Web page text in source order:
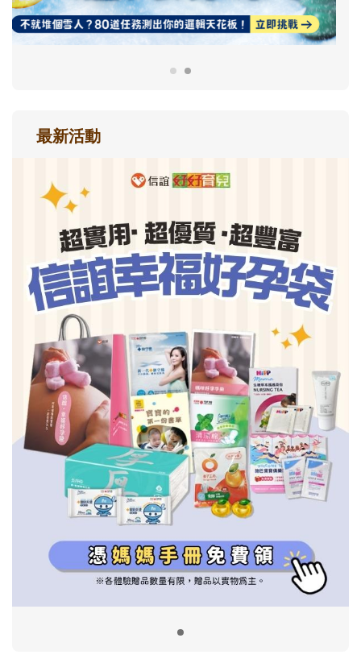
信誼基金會
2022信誼年度報告
2023信誼年度報告
2024信誼年度報告
附設幼兒園
小袋鼠幼師網